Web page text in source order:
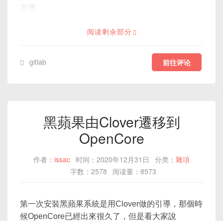
方便。
阅读剩余部分
gitlab 前往评论
黑蘋果由Clover遷移到
OpenCore
作者： issac 时间：2020年12月31日 分类： 雜項
字数：2578
阅读量：8573
第一次安裝黑蘋果系統是用Clover做的引導，那個時
候OpenCore已經出來很久了，但是看大家說